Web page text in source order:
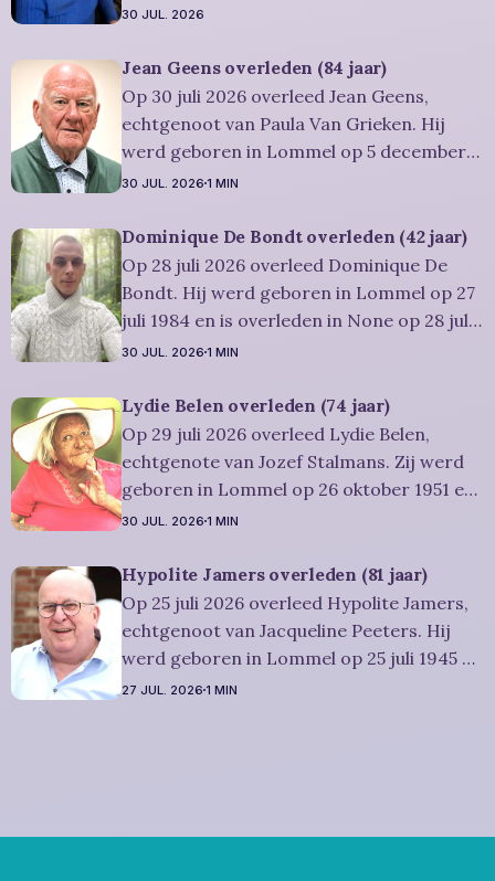
1942 en is overleden in Overpelt op 30 juli
werd 83 jaar. Rouwbericht Severens: De
afscheidsplechtígheid van Irène zal
plaatsvinden in intieme kring. Condoleren
30 JUL. 2026
Jean Geens overleden (84 jaar)
Op 30 juli 2026 overleed Jean Geens,
echtgenoot van Paula Van Grieken. Hij
werd geboren in Lommel op 5 december
1941 en is overleden in Mol op 30 juli 2026.
jaar. Rouwbericht Dries-Hulsmans:
Plechtigheid: U wordt vriendelijk
uitgenodigd om samen met
30 JUL. 2026 1 MIN
Dominique De Bondt overleden (42 jaar)
Op 28 juli 2026 overleed Dominique De
Bondt. Hij werd geboren in Lommel op 27
juli 1984 en is overleden in None op 28 juli
2026. Hij was woonachtig in Lommel en
nemen afscheid van Dominique tijdens een
intieme plechtigheid, omringd door zijn
naaste
30 JUL. 2026 1 MIN
Lydie Belen overleden (74 jaar)
Op 29 juli 2026 overleed Lydie Belen,
echtgenote van Jozef Stalmans. Zij werd
geboren in Lommel op 26 oktober 1951 en
is overleden in Leopoldsburg op 29 juli
en werd 74 jaar. Rouwbericht Dries-
Hulsmans: Het afscheid, waartoe u
vriendelijk wordt uitgenodigd, zal
plaatsvinden
30 JUL. 2026 1 MIN
Hypolite Jamers overleden (81 jaar)
Op 25 juli 2026 overleed Hypolite Jamers,
echtgenoot van Jacqueline Peeters. Hij
werd geboren in Lommel op 25 juli 1945 en
is overleden in Eksel op 25 juli 2026. Hij
27 JUL. 2026 1 MIN